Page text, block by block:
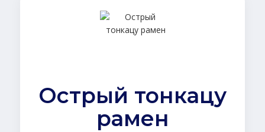
Острый тонкацу
рамен